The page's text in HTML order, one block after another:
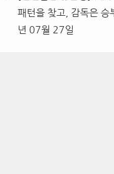
패턴을 찾고, 감독은 승
년 07월 27일